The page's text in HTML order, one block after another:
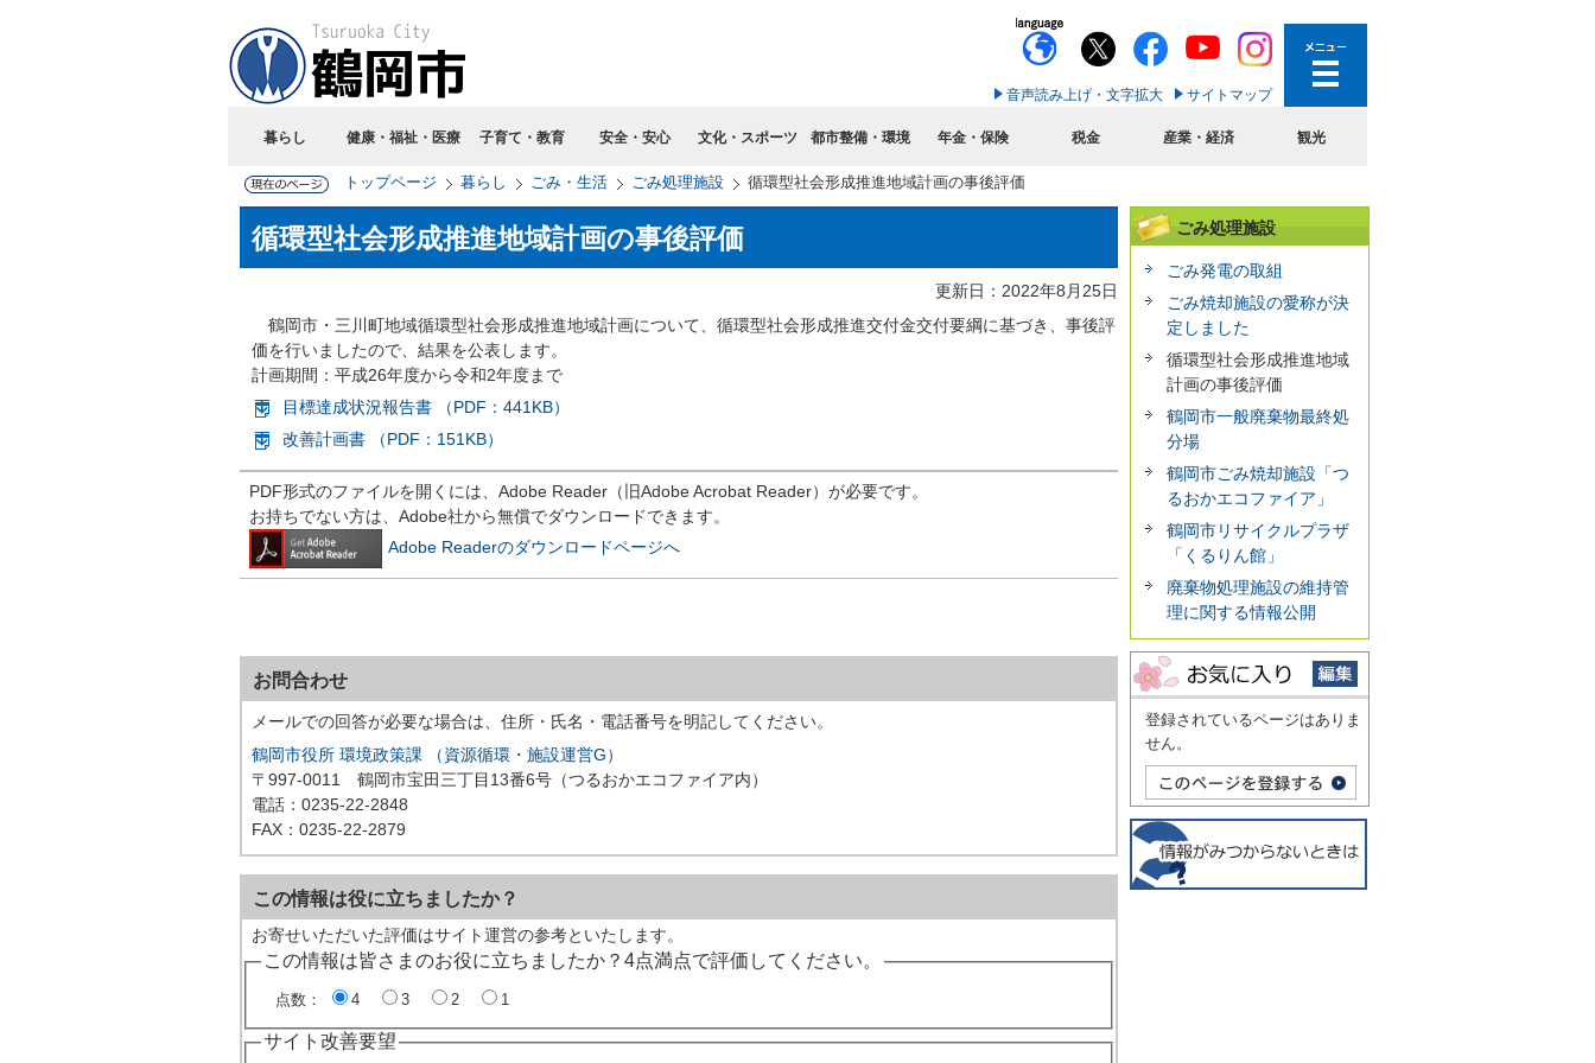
音声読み上げ・文字拡大 サイトマップ
暮らし 健康・福祉・医療 子育て・教育 安全・安心 文化・スポーツ 都市整備・環境 年金・保険 税金 産業・経済 観光
トップページ 暮らし ごみ・生活 ごみ処理施設 循環型社会形成推進地域計画の事後評価
循環型社会形成推進地域計画の事後評価
更新日：2022年8月25日
鶴岡市・三川町地域循環型社会形成推進地域計画について、循環型社会形成推進交付金交付要綱に基づき、事後評
価を行いましたので、結果を公表します。
計画期間：平成26年度から令和2年度まで
目標達成状況報告書 （PDF：441KB）
改善計画書 （PDF：151KB）
PDF形式のファイルを開くには、Adobe Reader（旧Adobe Acrobat Reader）が必要です。
お持ちでない方は、Adobe社から無償でダウンロードできます。
Adobe Readerのダウンロードページへ
お問合わせ
メールでの回答が必要な場合は、住所・氏名・電話番号を明記してください。
鶴岡市役所 環境政策課 （資源循環・施設運営G）
〒997-0011 鶴岡市宝田三丁目13番6号（つるおかエコファイア内）
電話：0235-22-2848
FAX：0235-22-2879
この情報は役に立ちましたか？
お寄せいただいた評価はサイト運営の参考といたします。
この情報は皆さまのお役に立ちましたか？4点満点で評価してください。
点数： 4 3 2 1
サイト改善要望
ごみ処理施設
ごみ発電の取組
ごみ焼却施設の愛称が決
定しました
循環型社会形成推進地域
計画の事後評価
鶴岡市一般廃棄物最終処
分場
鶴岡市ごみ焼却施設「つ
るおかエコファイア」
鶴岡市リサイクルプラザ
「くるりん館」
廃棄物処理施設の維持管
理に関する情報公開
登録されているページはありま
せん。